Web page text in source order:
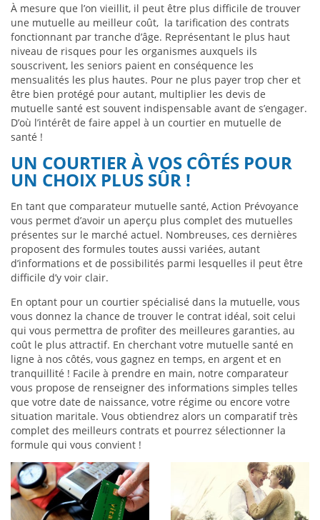
À mesure que l’on vieillit, il peut être plus difficile de trouver
une mutuelle au meilleur coût, la tarification des contrats
fonctionnant par tranche d’âge. Représentant le plus haut
niveau de risques pour les organismes auxquels ils
souscrivent, les seniors paient en conséquence les
mensualités les plus hautes. Pour ne plus payer trop cher et
être bien protégé pour autant, multiplier les devis de
mutuelle santé est souvent indispensable avant de s’engager.
D’où l’intérêt de faire appel à un courtier en mutuelle de
santé !
UN COURTIER À VOS CÔTÉS POUR
UN CHOIX PLUS SÛR !
En tant que comparateur mutuelle santé, Action Prévoyance
vous permet d’avoir un aperçu plus complet des mutuelles
présentes sur le marché actuel. Nombreuses, ces dernières
proposent des formules toutes aussi variées, autant
d’informations et de possibilités parmi lesquelles il peut être
difficile d’y voir clair.
En optant pour un courtier spécialisé dans la mutuelle, vous
vous donnez la chance de trouver le contrat idéal, soit celui
qui vous permettra de profiter des meilleures garanties, au
coût le plus attractif. En cherchant votre mutuelle santé en
ligne à nos côtés, vous gagnez en temps, en argent et en
tranquillité ! Facile à prendre en main, notre comparateur
vous propose de renseigner des informations simples telles
que votre date de naissance, votre régime ou encore votre
situation maritale. Vous obtiendrez alors un comparatif très
complet des meilleurs contrats et pourrez sélectionner la
formule qui vous convient !